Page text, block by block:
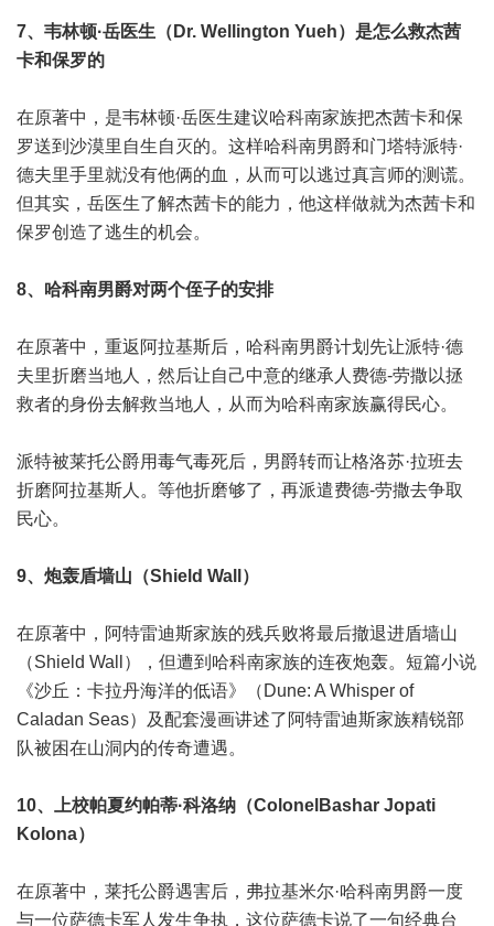
7、韦林顿·岳医生（Dr. Wellington Yueh）是怎么救杰茜
卡和保罗的
在原著中，是韦林顿·岳医生建议哈科南家族把杰茜卡和保
罗送到沙漠里自生自灭的。这样哈科南男爵和门塔特派特·
德夫里手里就没有他俩的血，从而可以逃过真言师的测谎。
但其实，岳医生了解杰茜卡的能力，他这样做就为杰茜卡和
保罗创造了逃生的机会。
8、哈科南男爵对两个侄子的安排
在原著中，重返阿拉基斯后，哈科南男爵计划先让派特·德
夫里折磨当地人，然后让自己中意的继承人费德-劳撒以拯
救者的身份去解救当地人，从而为哈科南家族赢得民心。
派特被莱托公爵用毒气毒死后，男爵转而让格洛苏·拉班去
折磨阿拉基斯人。等他折磨够了，再派遣费德-劳撒去争取
民心。
9、炮轰盾墙山（Shield Wall）
在原著中，阿特雷迪斯家族的残兵败将最后撤退进盾墙山
（Shield Wall），但遭到哈科南家族的连夜炮轰。短篇小说
《沙丘：卡拉丹海洋的低语》（Dune: A Whisper of
Caladan Seas）及配套漫画讲述了阿特雷迪斯家族精锐部
队被困在山洞内的传奇遭遇。
10、上校帕夏约帕蒂·科洛纳（ColonelBashar Jopati
Kolona）
在原著中，莱托公爵遇害后，弗拉基米尔·哈科南男爵一度
与一位萨德卡军人发生争执，这位萨德卡说了一句经典台